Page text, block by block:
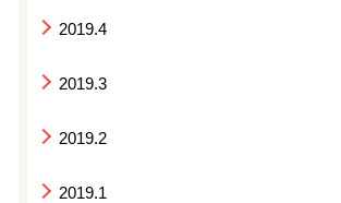
2019.4
2019.3
2019.2
2019.1